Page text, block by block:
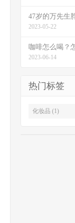
47岁的万先生
2023-05-22
咖啡怎么喝？
2023-06-14
热门标签
化妆品 (1)